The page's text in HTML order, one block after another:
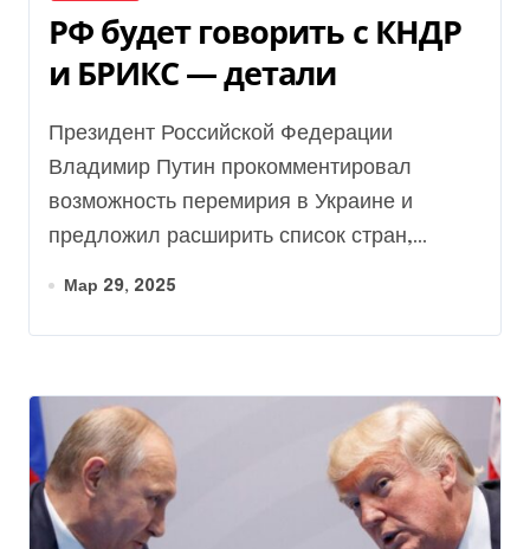
РФ будет говорить с КНДР
и БРИКС — детали
Президент Российской Федерации
Владимир Путин прокомментировал
возможность перемирия в Украине и
предложил расширить список стран,...
Мар 29, 2025